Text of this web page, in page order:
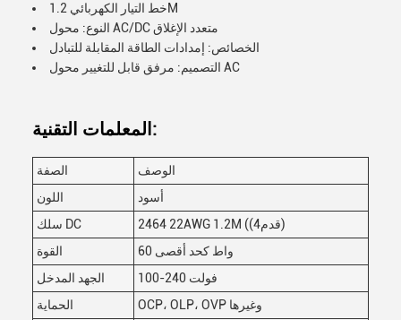
خط التيار الكهربائي 1.2M
النوع: محول AC/DC متعدد الإغلاق
الخصائص: إمدادات الطاقة المقابلة للتبادل
التصميم: مرفق قابل للتغيير محول AC
المعلمات التقنية:
الصفة
الوصف
اللون
أسود
سلك DC
2464 22AWG 1.2M ((4قدم)
القوة
60 واط كحد أقصى
الجهد المدخل
100-240 فولت
الحماية
OCP، OLP، OVP وغيرها